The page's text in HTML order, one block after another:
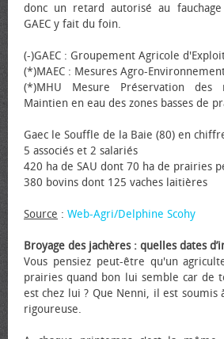
donc un retard autorisé au
GAEC y fait du foin.
(-)GAEC : Groupement Agricole
(*)MAEC : Mesures Agro-
(*)MHU Mesure Préservation
Maintien en eau des zones basses de
Gaec le Souffle de la Baie (80) en
5 associés et 2 salariés
420 ha de SAU dont 70 ha de prairies
380 bovins dont 125 vaches laitières
Source : Web-Agri/Delphine Scohy
Broyage des jachères : quelles dates
Vous pensiez peut-être qu'un
prairies quand bon lui semble car de
est chez lui ? Que Nenni, il est soumis
rigoureuse.